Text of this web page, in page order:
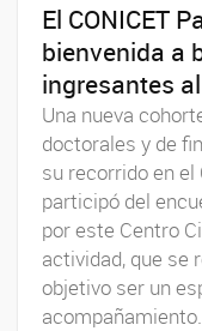
El CONICET
bienvenida a
ingresantes
Una nueva
doctorales y de
su recorrido en el
participó del
por este Centro
actividad, que se
objetivo ser un